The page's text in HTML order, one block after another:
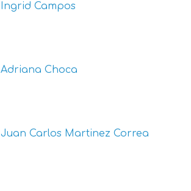
Ingrid Campos
Adriana Choca
Juan Carlos Martinez Correa